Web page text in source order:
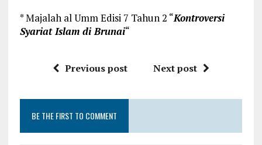
* Majalah al Umm Edisi 7 Tahun 2 “Kontroversi
Syariat Islam di Brunai“
Previous post Next post
BE THE FIRST TO COMMENT